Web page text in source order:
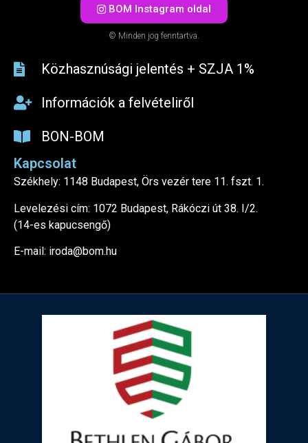
BOM Instagram oldal
© Minden jog fenntartva.
Közhasznúsági jelentés + SZJA 1%​
Információk a felvételiről
BON-BOM
Kapcsolat
Székhely: 1148 Budapest, Örs vezér tere 11. fszt. 1.
Levelezési cím: 1072 Budapest, Rákóczi út 38. I/2.
(14-es kapucsengő)
E-mail: iroda@bom.hu